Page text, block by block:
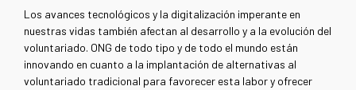
Los avances tecnológicos y la digitalización imperante en
nuestras vidas también afectan al desarrollo y a la evolución del
voluntariado. ONG de todo tipo y de todo el mundo están
innovando en cuanto a la implantación de alternativas al
voluntariado tradicional para favorecer esta labor y ofrecer